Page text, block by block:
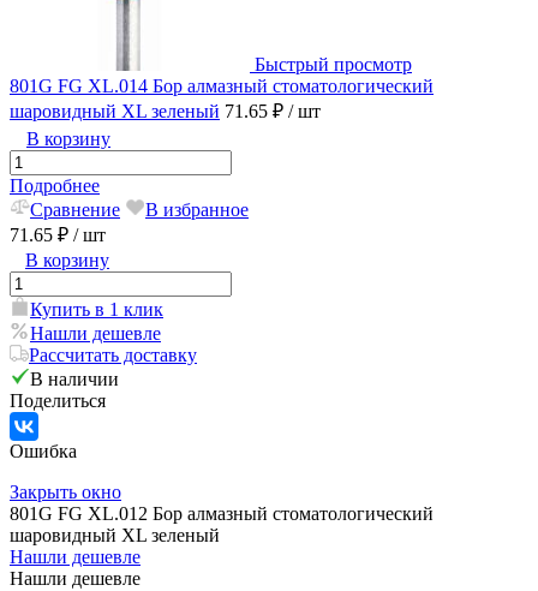
Быстрый просмотр
801G FG XL.014 Бор алмазный стоматологический
шаровидный XL зеленый 71.65 ₽ / шт
В корзину
Подробнее
Сравнение
В избранное
71.65 ₽ / шт
В корзину
Купить в 1 клик
Нашли дешевле
Рассчитать доставку
В наличии
Поделиться
Ошибка
Закрыть окно
801G FG XL.012 Бор алмазный стоматологический
шаровидный XL зеленый
Нашли дешевле
Нашли дешевле